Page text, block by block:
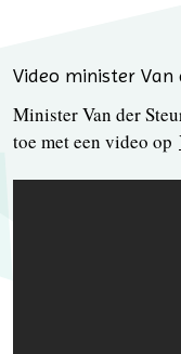
Video minister Van
Minister Van der
toe met een video op